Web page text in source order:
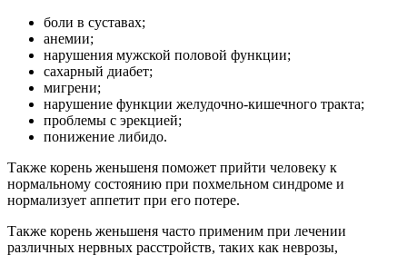
боли в суставах;
анемии;
нарушения мужской половой функции;
сахарный диабет;
мигрени;
нарушение функции желудочно-кишечного тракта;
проблемы с эрекцией;
понижение либидо.
Также корень женьшеня поможет прийти человеку к
нормальному состоянию при похмельном синдроме и
нормализует аппетит при его потере.
Также корень женьшеня часто применим при лечении
различных нервных расстройств, таких как неврозы,